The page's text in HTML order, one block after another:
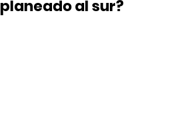
planeado al sur?